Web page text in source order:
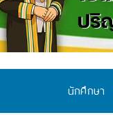
นักศึกษา